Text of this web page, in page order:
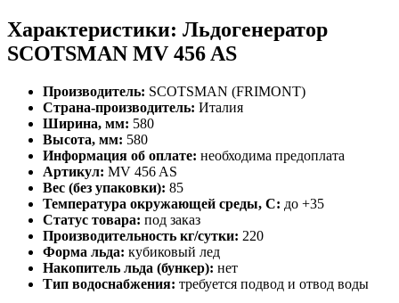
Характеристики: Льдогенератор
SCOTSMAN MV 456 AS
Производитель: SCOTSMAN (FRIMONT)
Страна-производитель: Италия
Ширина, мм: 580
Высота, мм: 580
Информация об оплате: необходима предоплата
Артикул: MV 456 AS
Вес (без упаковки): 85
Температура окружающей среды, С: до +35
Статус товара: под заказ
Производительность кг/сутки: 220
Форма льда: кубиковый лед
Накопитель льда (бункер): нет
Тип водоснабжения: требуется подвод и отвод воды